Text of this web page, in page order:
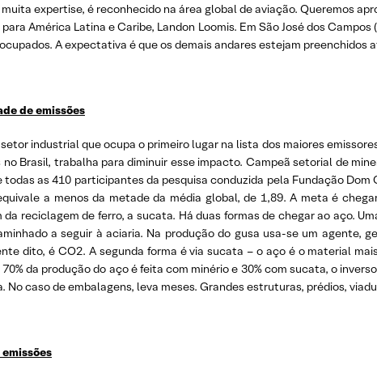
expertise, é reconhecido na área global de aviação. Queremos
América Latina e Caribe, Landon Loomis. Em São José dos
A expectativa é que os demais andares estejam preenchidos
de emissões
industrial que ocupa o primeiro lugar na lista dos maiores
Brasil, trabalha para diminuir esse impacto. Campeã setorial de
as 410 participantes da pesquisa conduzida pela Fundação Dom
a menos da metade da média global, de 1,89. A meta é
da reciclagem de ferro, a sucata. Há duas formas de chegar ao aço.
a seguir à aciaria. Na produção do gusa usa-se um agente,
dito, é CO2. A segunda forma é via sucata – o aço é o material
da produção do aço é feita com minério e 30% com sucata, o
No caso de embalagens, leva meses. Grandes estruturas, prédios,